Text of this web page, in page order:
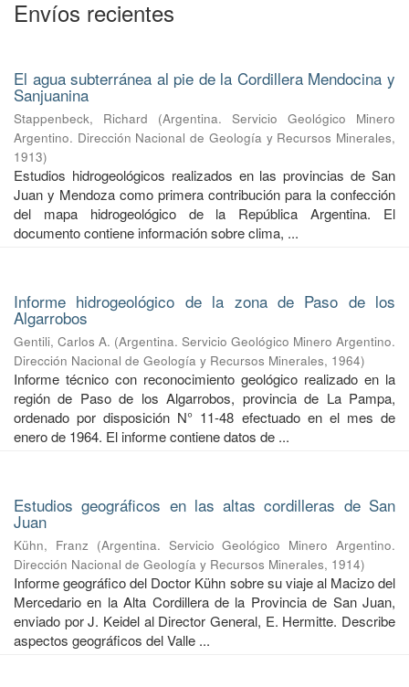
Envíos recientes
El agua subterránea al pie de la Cordillera Mendocina y
Sanjuanina
Stappenbeck, Richard (Argentina. Servicio Geológico Minero
Argentino. Dirección Nacional de Geología y Recursos Minerales,
1913)
Estudios hidrogeológicos realizados en las provincias de San
Juan y Mendoza como primera contribución para la confección
del mapa hidrogeológico de la República Argentina. El
documento contiene información sobre clima, ...
Informe hidrogeológico de la zona de Paso de los
Algarrobos
Gentili, Carlos A. (Argentina. Servicio Geológico Minero Argentino.
Dirección Nacional de Geología y Recursos Minerales, 1964)
Informe técnico con reconocimiento geológico realizado en la
región de Paso de los Algarrobos, provincia de La Pampa,
ordenado por disposición N° 11-48 efectuado en el mes de
enero de 1964. El informe contiene datos de ...
Estudios geográficos en las altas cordilleras de San
Juan
Kühn, Franz (Argentina. Servicio Geológico Minero Argentino.
Dirección Nacional de Geología y Recursos Minerales, 1914)
Informe geográfico del Doctor Kühn sobre su viaje al Macizo del
Mercedario en la Alta Cordillera de la Provincia de San Juan,
enviado por J. Keidel al Director General, E. Hermitte. Describe
aspectos geográficos del Valle ...